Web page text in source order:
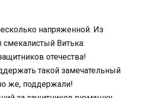
напряженной. Из
Витька:
отечества!
такой замечательный
же, поддержали!